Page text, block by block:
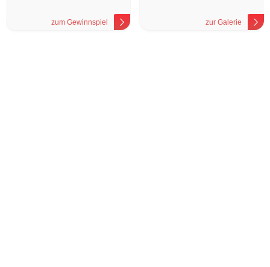
zum Gewinnspiel zur Galerie